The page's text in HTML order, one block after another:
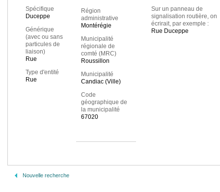
Spécifique
Duceppe
Générique
(avec ou sans
particules de
liaison)
Rue
Type d'entité
Rue
Région
administrative
Montérégie
Municipalité
régionale de
comté (MRC)
Roussillon
Municipalité
Candiac (Ville)
Code
géographique de
la municipalité
67020
Sur un panneau de
signalisation routière, on
écrirait, par exemple :
Rue Duceppe
Nouvelle recherche